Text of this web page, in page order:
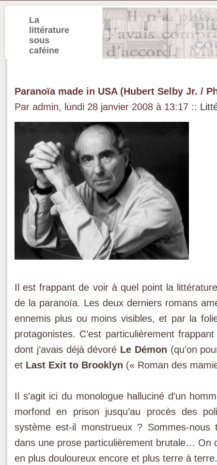
La
littérature
sous
caféine
Paranoïa made in USA (Hubert Selby Jr. /
Par admin, lundi 28 janvier 2008 à 13:17 ::
Il est frappant de voir à quel point la
de la paranoïa. Les deux derniers romans
ennemis plus ou moins visibles, et par la
protagonistes. C’est particulièrement
dont j’avais déjà dévoré Le Démon (qu’on
et Last Exit to Brooklyn (« Roman des
Il s’agit ici du monologue halluciné d’un
morfond en prison jusqu’au procès des
système est-il monstrueux ? Sommes-
dans une prose particulièrement brutale… On
en plus douloureux encore et plus terre à terre.